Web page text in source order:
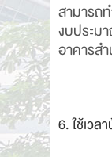
สามารถ
งบประม
อาคารส
6. ใช้เวล